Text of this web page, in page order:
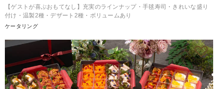
【ゲストが喜ぶおもてなし】充実のラインナップ・手毬寿司・きれいな盛り
付け・温製2種・デザート2種・ボリュームあり
ケータリング